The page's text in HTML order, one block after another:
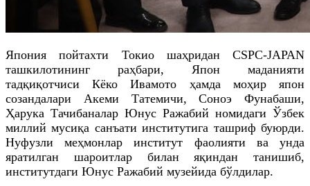
Япония пойтахти Токио шаҳридан CSPC-JAPAN
ташкилотининг раҳбари, Япон маданияти
тадқиқотчиси Кёко Ивамото ҳамда моҳир япон
созандалари Акеми Татемичи, Соноэ Фунабаши,
Ҳарука Тачибаналар Юнус Ражабий номидаги Ўзбек
миллий мусиқа санъати институтига ташриф буюрди.
Нуфузли меҳмонлар институт фаолияти ва унда
яратилган шароитлар билан яқиндан танишиб,
институтдаги Юнус Ражабий музейида бўлдилар.